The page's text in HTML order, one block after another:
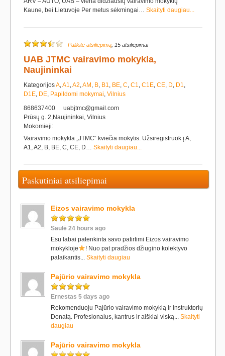
Kaune, bei Lietuvoje Per metus sėkmingai… Skaityti daugiau...
Palikite atsiliepimą , 15 atsiliepimai
UAB JTMC vairavimo mokykla,
Naujininkai
KategorijosA,A1,A2,AM , B, B1, BE, C, C1, C1E, CE, D, D1,
D1E, DE, Papildomi mokymai, Vilnius
868637400
uabjtmc@gmail.com
Prūsų g. 2,Naujininkai, Vilnius
Mokomieji:
Vairavimo mokykla „JTMC“ kviečia mokytis. Užsiregistruok į A,
A1, A2, B, BE, C, CE, D… Skaityti daugiau...
Paskutiniai atsiliepimai
Eizos vairavimo mokykla
Saulė 24 hours ago
Esu labai patenkinta savo patirtimi Eizos vairavimo
mokykloje
! Nuo pat pradžios džiugino kolektyvo
palaikantis... Skaityti daugiau
Pajūrio vairavimo mokykla
Ernestas 5 days ago
Rekomenduoju Pajūrio vairavimo mokyklą ir instruktorių
Donatą. Profesionalus, kantrus ir aiškiai viską... Skaityti
daugiau
Pajūrio vairavimo mokykla